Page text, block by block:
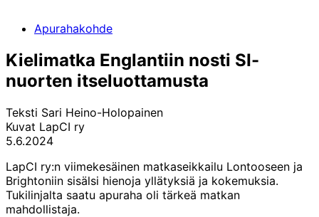
Apurahakohde
Kielimatka Englantiin nosti SI-
nuorten itseluottamusta
Teksti Sari Heino-Holopainen
Kuvat LapCI ry
5.6.2024
LapCI ry:n viimekesäinen matkaseikkailu Lontooseen ja
Brightoniin sisälsi hienoja yllätyksiä ja kokemuksia.
Tukilinjalta saatu apuraha oli tärkeä matkan
mahdollistaja.